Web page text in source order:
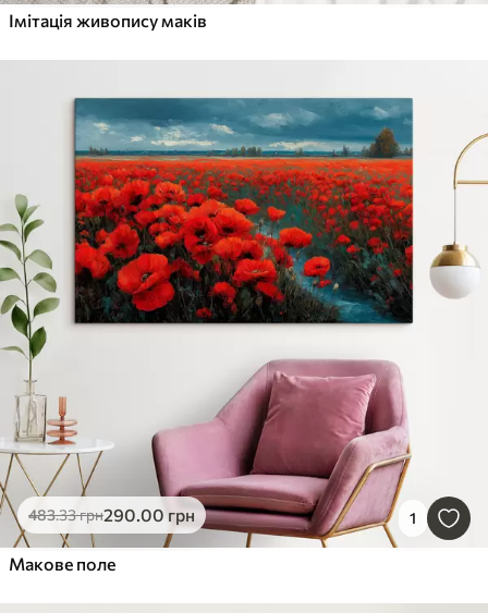
Імітація живопису маків
483.33грн290.00 грн 1
Макове поле